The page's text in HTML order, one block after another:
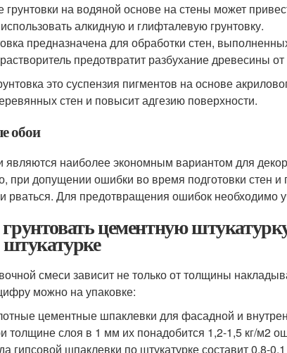
грунтовки на водяной основе на стены может
алкидную и глифталевую грунтовку.
предназначена для обработки стен,
предотвратит разбухание древесины от
это суспензия пигментов на основе
стен и повысит адгезию поверхности.
обои
наиболее экономным вариантом для
при допущении ошибки во время подготовки стен и
рваться. Для предотвращения ошибок необходимо
цементную
смеси зависит не только от толщины
можно на упаковке:
цементные шпаклевки для фасадной и
толщине слоя в 1 мм их понадобится 1,2-1,5 кг/м2
гипсовой шпаклевки по штукатурке составит 0,8-